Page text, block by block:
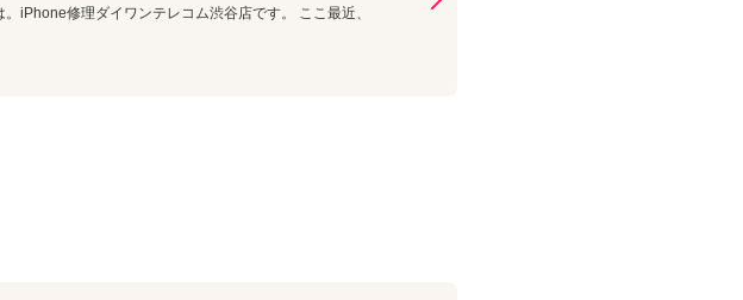
iPhone修理ダイワンテレコム渋谷店です。 ここ最近、